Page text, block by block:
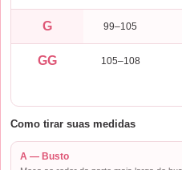
G 99–105
GG 105–108
Como tirar suas medidas
A — Busto